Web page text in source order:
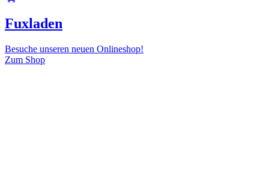
Fuxladen
Besuche unseren neuen Onlineshop!
Zum Shop